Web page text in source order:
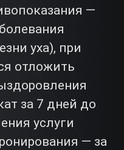
—
уха), при
отложить
за 7 дней до
услуги
— за